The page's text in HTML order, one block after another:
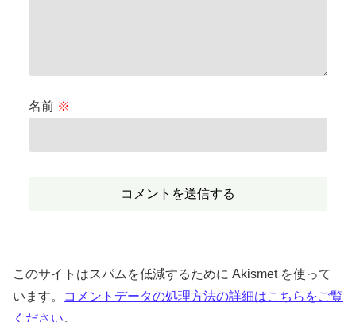
名前 ※
このサイトはスパムを低減するために Akismet を使って
います。
コメントデータの処理方法の詳細はこちらをご覧
ください。